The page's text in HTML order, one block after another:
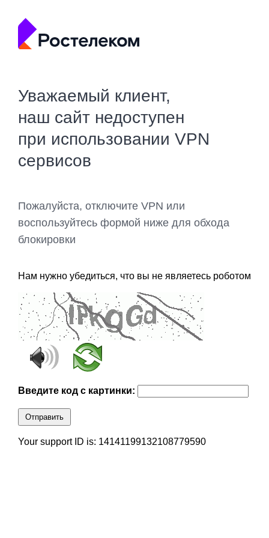
Уважаемый клиент,
наш сайт недоступен
при использовании VPN
сервисов
Пожалуйста, отключите VPN или
воспользуйтесь формой ниже для обхода
блокировки
Нам нужно убедиться, что вы не являетесь роботом
Введите код с картинки:
Отправить
Your support ID is: 14141199132108779590